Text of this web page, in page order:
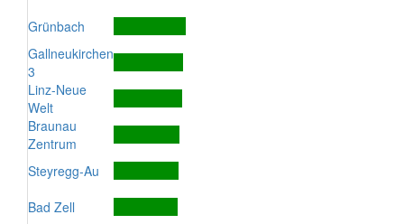
Grünbach
Gallneukirchen
3
Linz-Neue
Welt
Braunau
Zentrum
Steyregg-Au
Bad Zell